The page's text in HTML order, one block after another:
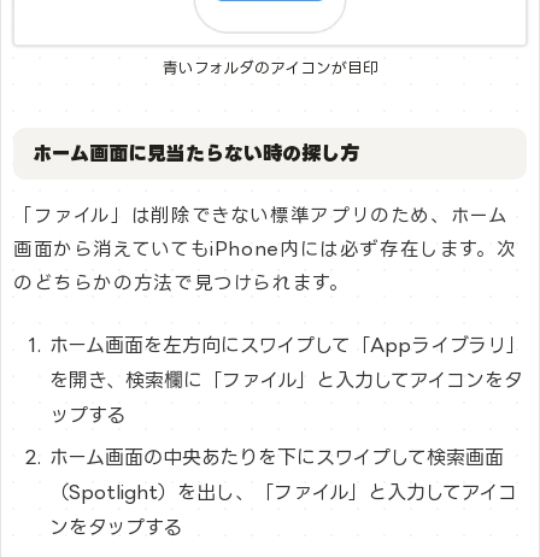
青いフォルダのアイコンが目印
ホーム画面に見当たらない時の探し方
「ファイル」は削除できない標準アプリのため、ホーム
画面から消えていてもiPhone内には必ず存在します。次
のどちらかの方法で見つけられます。
ホーム画面を左方向にスワイプして「Appライブラリ」
を開き、検索欄に「ファイル」と入力してアイコンをタ
ップする
ホーム画面の中央あたりを下にスワイプして検索画面
（Spotlight）を出し、「ファイル」と入力してアイコ
ンをタップする